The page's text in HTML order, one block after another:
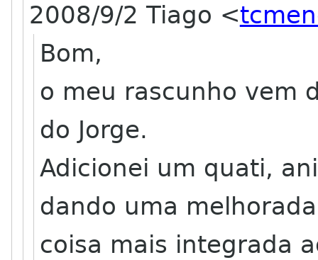
2008/9/2 Tiago <
Bom,
o meu rascunho vem
do Jorge.
Adicionei um quati,
dando uma
coisa mais integrada